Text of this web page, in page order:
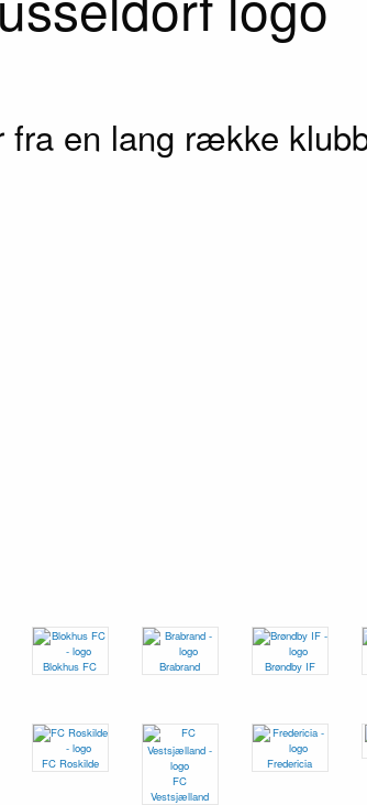
fra en lang række
Blokhus FC
Brabrand Brøndby IF
FC Roskilde
FC
Vestsjælland
Fredericia